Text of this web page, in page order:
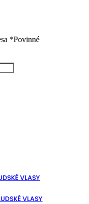
*Povinné
VLASY
VLASY